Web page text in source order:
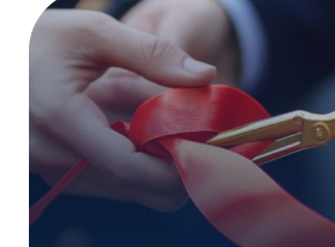
le conseil et l’accompagnement,
majeurs de performance et de création
À l’occasion de cette ouverture,
bénéficieront d’une gratuité
compte.